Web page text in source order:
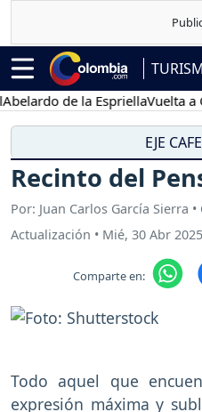
de la EspriellaVuelta a
EJE
Recinto del
Por: Juan Carlos García Sierra
Actualización • Mié, 30 Abr
Comparte en:
Todo aquel que
expresión máxima y